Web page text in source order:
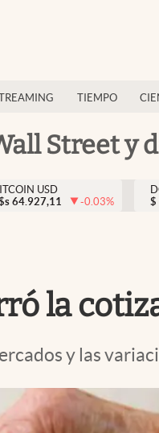
TIEMPO
Street y
USD
64.927,11 -0.03%
$
la
y las